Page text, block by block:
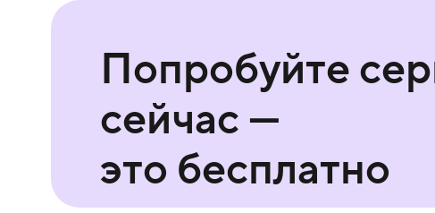
Попробуйте
сейчас —
это бесплатно